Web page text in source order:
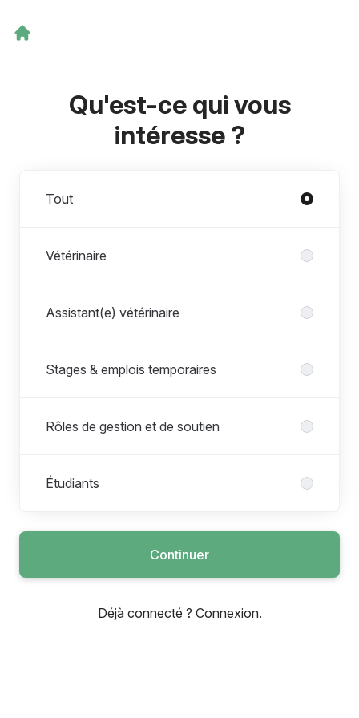
Qu'est-ce qui vous
intéresse ?
Tout
Vétérinaire
Assistant(e) vétérinaire
Stages & emplois temporaires
Rôles de gestion et de soutien
Étudiants
Continuer
Déjà connecté ? Connexion.